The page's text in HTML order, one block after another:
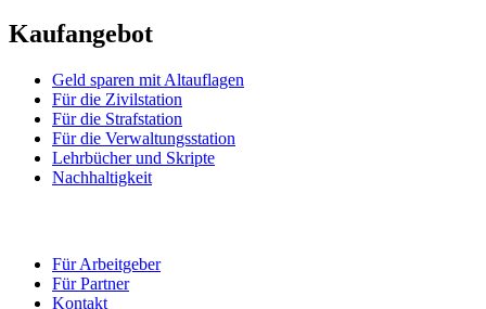
Kaufangebot
Geld sparen mit Altauflagen
Für die Zivilstation
Für die Strafstation
Für die Verwaltungsstation
Lehrbücher und Skripte
Nachhaltigkeit
Für Arbeitgeber
Für Partner
Kontakt